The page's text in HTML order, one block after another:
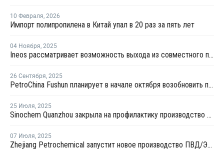
10 Февраля, 2026
Импорт полипропилена в Китай упал в 20 раз за пять лет
04 Ноября, 2025
Ineos рассматривает возможность выхода из совместного предприятия Sinopec Petchems
26 Сентября, 2025
PetroChina Fushun планирует в начале октября возобновить производство ПНД в Фушуне
25 Июля, 2025
Sinochem Quanzhou закрыла на профилактику производство ПНД в провинции Фуцзянь
07 Июля, 2025
Zhejiang Petrochemical запустит новое производство ПВД/ЭВА в первом квартале 2026 года